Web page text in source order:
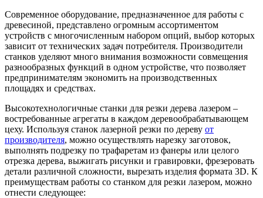
Современное оборудование, предназначенное для работы с
древесиной, представлено огромным ассортиментом
устройств с многочисленным набором опций, выбор которых
зависит от технических задач потребителя. Производители
станков уделяют много внимания возможности совмещения
разнообразных функций в одном устройстве, что позволяет
предпринимателям экономить на производственных
площадях и средствах.
Высокотехнологичные станки для резки дерева лазером –
востребованные агрегаты в каждом деревообрабатывающем
цеху. Используя станок лазерной резки по дереву от
производителя, можно осуществлять нарезку заготовок,
выполнять подрезку по трафаретам из фанеры или целого
отрезка дерева, выжигать рисунки и гравировки, фрезеровать
детали различной сложности, вырезать изделия формата 3D. К
преимуществам работы со станком для резки лазером, можно
отнести следующее: